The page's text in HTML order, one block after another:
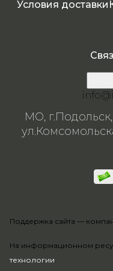
Условия доставки
На информационном
технологии.
МО,
Поддержка сайта —